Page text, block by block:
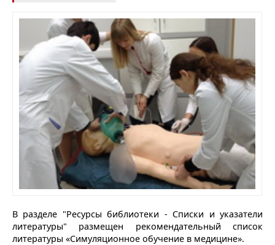
В разделе "Ресурсы библиотеки - Списки и указатели
литературы" размещен рекомендательный список
литературы «Симуляционное обучение в медицине».